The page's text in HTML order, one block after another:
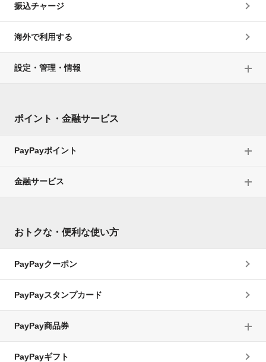
振込チャージ
海外で利用する
設定・管理・情報
ポイント・金融サービス
PayPayポイント
金融サービス
おトクな・便利な使い方
PayPayクーポン
PayPayスタンプカード
PayPay商品券
PayPayギフト